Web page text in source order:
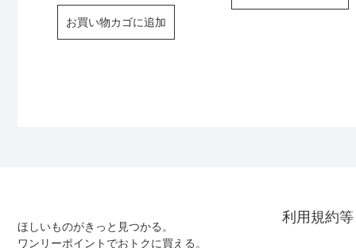
お買い物カゴに追加
ほしいものがきっと見つかる。
ワンリーポイントでおトクに買える。
利用規約